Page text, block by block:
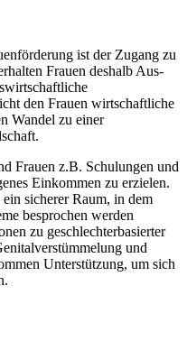
ist der Zugang zu
Frauen deshalb Aus-
den Frauen wirtschaftliche
Wandel zu einer
Frauen z.B. Schulungen und
Einkommen zu erzielen.
sicherer Raum, in dem
besprochen werden
zu geschlechterbasierter
und
Unterstützung, um sich